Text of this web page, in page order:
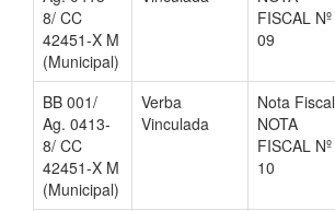
8/ CC
42451-X M
(Municipal)
FISCAL Nº
09
BB 001/
Ag. 0413-
8/ CC
42451-X M
(Municipal)
Verba
Vinculada
Nota Fiscal
NOTA
FISCAL Nº
10